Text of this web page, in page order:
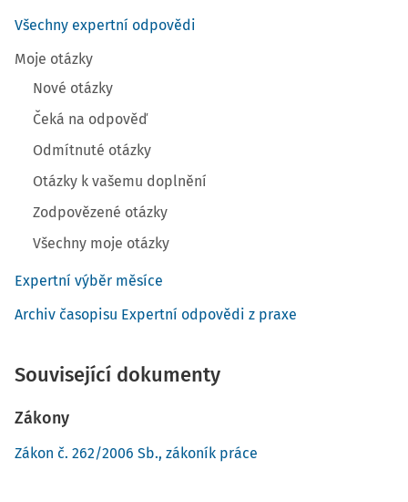
Všechny expertní odpovědi
Moje otázky
Nové otázky
Čeká na odpověď
Odmítnuté otázky
Otázky k vašemu doplnění
Zodpovězené otázky
Všechny moje otázky
Expertní výběr měsíce
Archiv časopisu Expertní odpovědi z praxe
Související dokumenty
Zákony
Zákon č. 262/2006 Sb., zákoník práce